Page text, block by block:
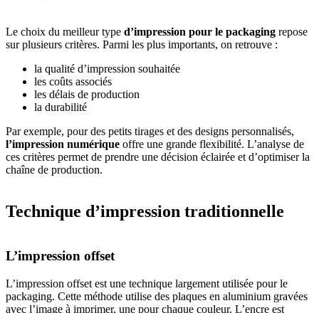
Le choix du meilleur type d’impression pour le packaging repose
sur plusieurs critères. Parmi les plus importants, on retrouve :
la qualité d’impression souhaitée
les coûts associés
les délais de production
la durabilité
Par exemple, pour des petits tirages et des designs personnalisés,
l’impression numérique offre une grande flexibilité. L’analyse de
ces critères permet de prendre une décision éclairée et d’optimiser la
chaîne de production.
Technique d’impression traditionnelle
L’impression offset
L’impression offset est une technique largement utilisée pour le
packaging. Cette méthode utilise des plaques en aluminium gravées
avec l’image à imprimer, une pour chaque couleur. L’encre est